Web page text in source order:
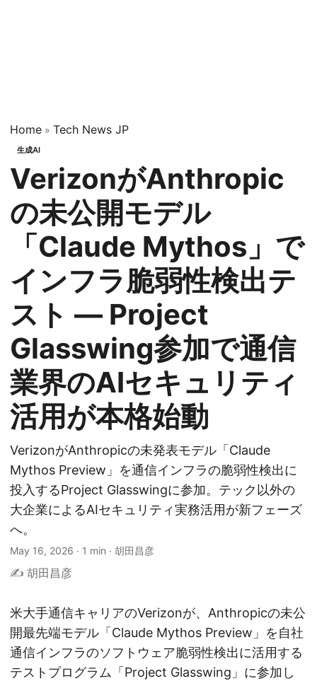
Home » Tech News JP
生成AI
VerizonがAnthropic
の未公開モデル
「Claude Mythos」で
インフラ脆弱性検出テ
スト — Project
Glasswing参加で通信
業界のAIセキュリティ
活用が本格始動
VerizonがAnthropicの未発表モデル「Claude
Mythos Preview」を通信インフラの脆弱性検出に
投入するProject Glasswingに参加。テック以外の
大企業によるAIセキュリティ実務活用が新フェーズ
へ。
May 16, 2026 · 1 min · 胡田昌彦
✍️ 胡田昌彦
米大手通信キャリアのVerizonが、Anthropicの未公
開最先端モデル「Claude Mythos Preview」を自社
通信インフラのソフトウェア脆弱性検出に活用する
テストプログラム「Project Glasswing」に参加し